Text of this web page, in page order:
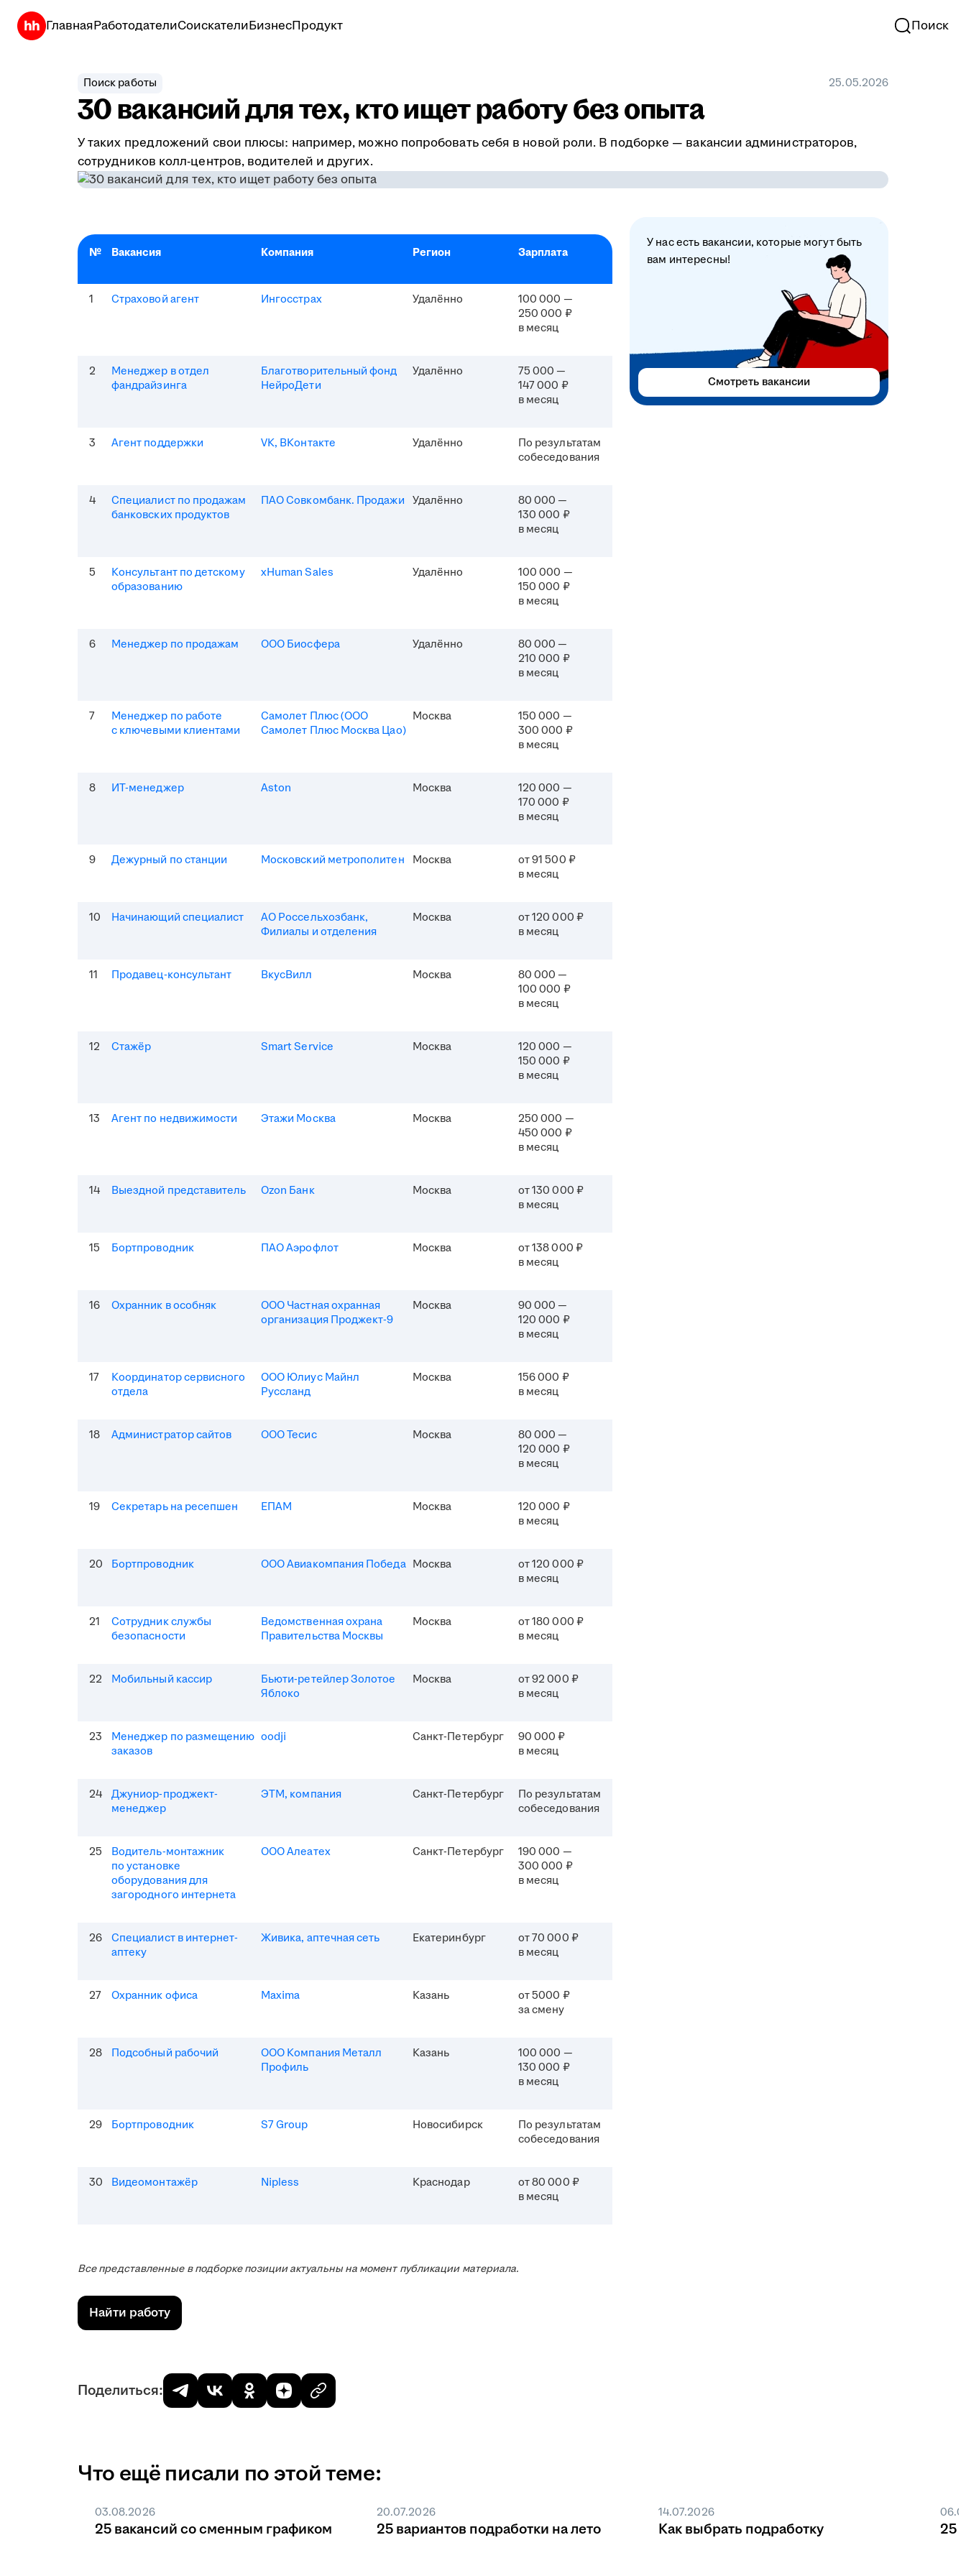
ГлавнаяРаботодателиСоискателиБизнесПродукт Поиск
Поиск работы 25.05.2026
30 вакансий для тех, кто ищет работу без опыта
У таких предложений свои плюсы: например, можно попробовать себя в новой роли. В подборке — вакансии администраторов,
сотрудников колл-центров, водителей и других.
№ Вакансия Компания Регион Зарплата
1 Страховой агент Ингосстрах Удалённо
100 000 —
250 000 ₽
в месяц
2
Менеджер в отдел
фандрайзинга
Благотворительный фонд
НейроДети
Удалённо
75 000 —
147 000 ₽
в месяц
3 Агент поддержки VK, ВКонтакте Удалённо
По результатам
собеседования
4
Специалист по продажам
банковских продуктов
ПАО Совкомбанк. Продажи Удалённо
80 000 —
130 000 ₽
в месяц
5
Консультант по детскому
образованию
xHuman Sales Удалённо
100 000 —
150 000 ₽
в месяц
6 Менеджер по продажам ООО Биосфера Удалённо
80 000 —
210 000 ₽
в месяц
7
Менеджер по работе
с ключевыми клиентами
Самолет Плюс (ООО
Самолет Плюс Москва Цао)
Москва
150 000 —
300 000 ₽
в месяц
8 ИТ-менеджер Aston Москва
120 000 —
170 000 ₽
в месяц
9 Дежурный по станции Московский метрополитен Москва
от 91 500 ₽
в месяц
10 Начинающий специалист
АО Россельхозбанк,
Филиалы и отделения
Москва
от 120 000 ₽
в месяц
11 Продавец-консультант ВкусВилл Москва
80 000 —
100 000 ₽
в месяц
12 Стажёр Smart Service Москва
120 000 —
150 000 ₽
в месяц
13 Агент по недвижимости Этажи Москва Москва
250 000 —
450 000 ₽
в месяц
14 Выездной представитель Ozon Банк Москва
от 130 000 ₽
в месяц
15 Бортпроводник ПАО Аэрофлот Москва
от 138 000 ₽
в месяц
16 Охранник в особняк
ООО Частная охранная
организация Проджект-9
Москва
90 000 —
120 000 ₽
в месяц
17
Координатор сервисного
отдела
ООО Юлиус Майнл
Руссланд
Москва
156 000 ₽
в месяц
18 Администратор сайтов ООО Тесис Москва
80 000 —
120 000 ₽
в месяц
19 Секретарь на ресепшен ЕПАМ Москва
120 000 ₽
в месяц
20 Бортпроводник ООО Авиакомпания Победа Москва
от 120 000 ₽
в месяц
21
Сотрудник службы
безопасности
Ведомственная охрана
Правительства Москвы
Москва
от 180 000 ₽
в месяц
22 Мобильный кассир
Бьюти-ретейлер Золотое
Яблоко
Москва
от 92 000 ₽
в месяц
23
Менеджер по размещению
заказов
oodji Санкт-Петербург
90 000 ₽
в месяц
24
Джуниор-проджект-
менеджер
ЭТМ, компания Санкт-Петербург
По результатам
собеседования
25
Водитель-монтажник
по установке
оборудования для
загородного интернета
ООО Алеатех Санкт-Петербург
190 000 —
300 000 ₽
в месяц
26
Специалист в интернет-
аптеку
Живика, аптечная сеть Екатеринбург
от 70 000 ₽
в месяц
27 Охранник офиса Maxima Казань
от 5000 ₽
за смену
28 Подсобный рабочий
ООО Компания Металл
Профиль
Казань
100 000 —
130 000 ₽
в месяц
29 Бортпроводник S7 Group Новосибирск
По результатам
собеседования
30 Видеомонтажёр Nipless Краснодар
от 80 000 ₽
в месяц
Все представленные в подборке позиции актуальны на момент публикации материала.
Найти работу
У нас есть вакансии, которые могут быть
вам интересны!
Смотреть вакансии
Поделиться:
Что ещё писали по этой теме:
03.08.2026
25 вакансий со сменным графиком
20.07.2026
25 вариантов подработки на лето
14.07.2026
Как выбрать подработку 25